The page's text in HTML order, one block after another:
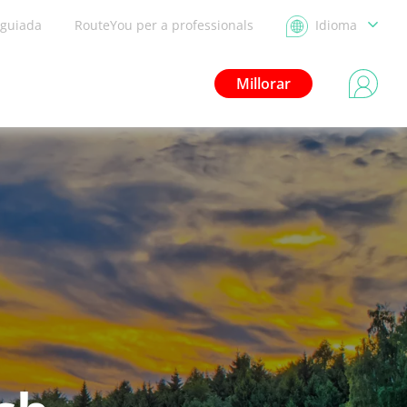
RouteYou per a professionals Idioma
Millorar